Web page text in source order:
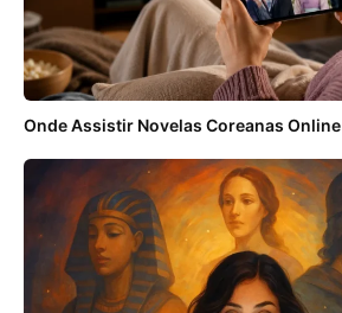
Onde Assistir Novelas Coreanas Online